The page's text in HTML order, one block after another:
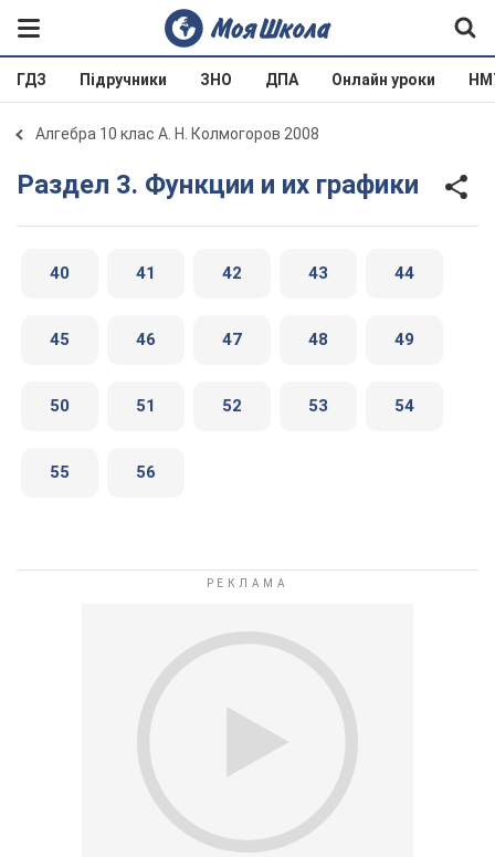
ГДЗ Підручники ЗНО ДПА Онлайн уроки
Алгебра 10 клас А. Н. Колмогоров 2008
Раздел 3. Функции и их графики
40 41 42 43 44
45 46 47 48 49
50 51 52 53 54
55 56